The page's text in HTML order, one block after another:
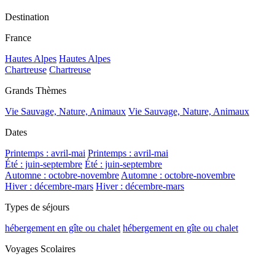
Destination
France
Hautes Alpes Hautes Alpes
Chartreuse Chartreuse
Grands Thèmes
Vie Sauvage, Nature, Animaux Vie Sauvage, Nature, Animaux
Dates
Printemps : avril-mai Printemps : avril-mai
Été : juin-septembre Été : juin-septembre
Automne : octobre-novembreAutomne : octobre-novembre
Hiver : décembre-mars Hiver : décembre-mars
Types de séjours
hébergement en gîte ou chalet hébergement en gîte ou chalet
Voyages Scolaires